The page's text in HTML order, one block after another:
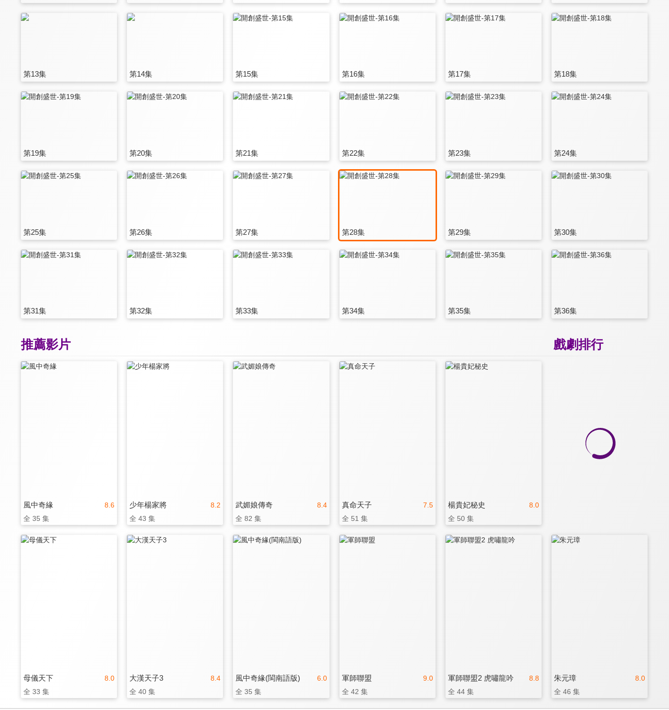
第13集 第14集 第15集 第16集 第17集 第18集
第19集 第20集 第21集 第22集 第23集 第24集
第25集 第26集 第27集 第28集 第29集 第30集
第31集 第32集 第33集 第34集 第35集 第36集
戲劇排行
推薦影片
8.6
風中奇緣
全 35 集
8.2
少年楊家將
全 43 集
8.4
武媚娘傳奇
全 82 集
7.5
真命天子
全 51 集
8.0
楊貴妃秘史
全 50 集
8.0
母儀天下
全 33 集
8.4
大漢天子3
全 40 集
6.0
風中奇緣(閩南語版)
全 35 集
9.0
軍師聯盟
全 42 集
8.8
軍師聯盟2 虎嘯龍吟
全 44 集
8.0
朱元璋
全 46 集